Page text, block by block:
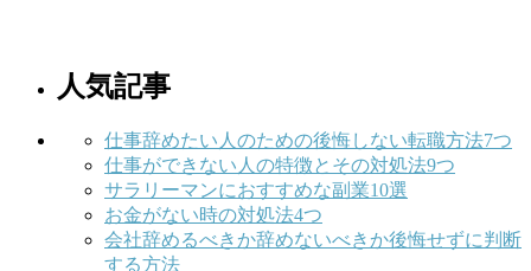
人気記事
仕事辞めたい人のための後悔しない転職方法7つ
仕事ができない人の特徴とその対処法9つ
サラリーマンにおすすめな副業10選
お金がない時の対処法4つ
会社辞めるべきか辞めないべきか後悔せずに判断
する方法